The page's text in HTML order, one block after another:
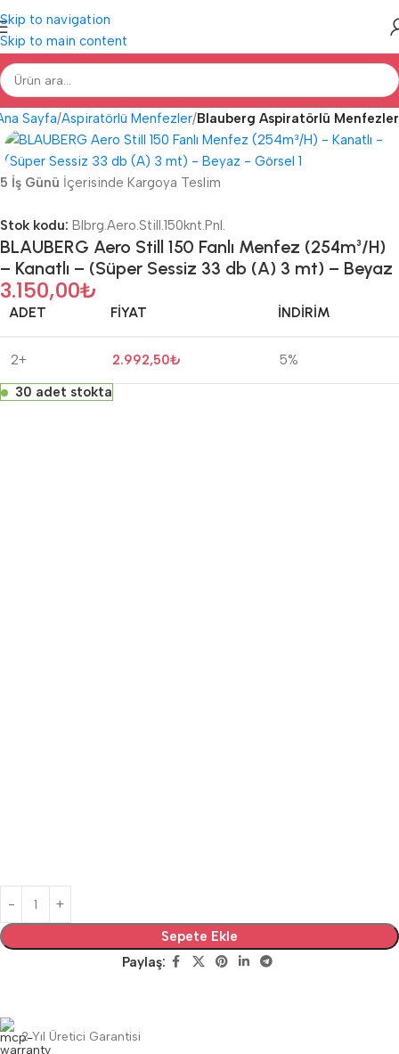
Skip to navigation
Skip to main content
Sayfa Aspiratörlü Menfezler Blauberg Aspiratörlü Menfezler
5 İş Günü İçerisinde Kargoya Teslim
Stok kodu: Blbrg.Aero.Still.150knt.Pnl.
BLAUBERG Aero Still 150 Fanlı Menfez (254m³/H)
– Kanatlı – (Süper Sessiz 33 db (A) 3 mt) – Beyaz
3.150,00₺
ADET FIYAT İNDIRIM
2+ 2.992,50₺
5%
30 adet stokta
Sepete Ekle
Paylaş:
2 Yıl Üretici Garantisi